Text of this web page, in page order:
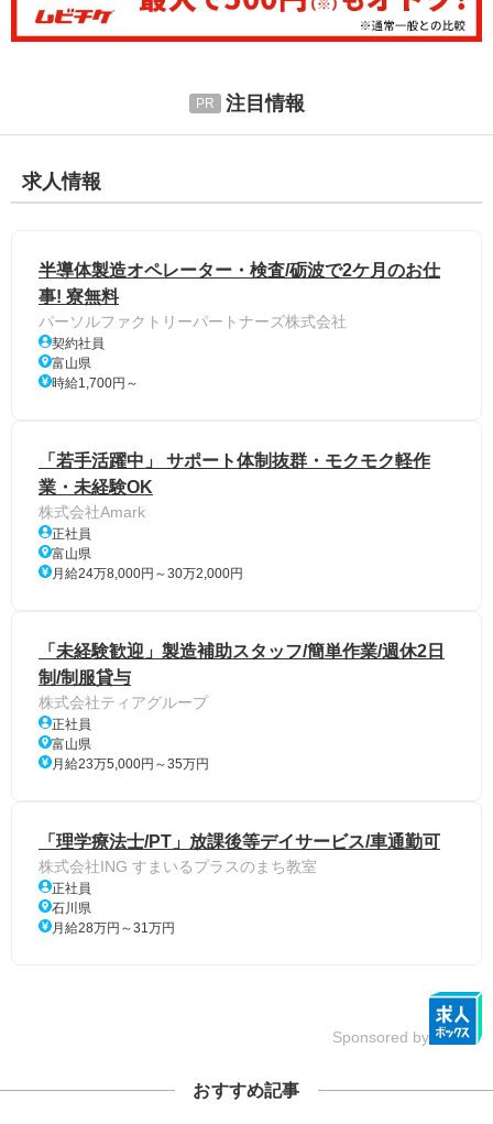
注目情報
求人情報
半導体製造オペレーター・検査/砺波で2ケ月のお仕
事! 寮無料
パーソルファクトリーパートナーズ株式会社
契約社員
富山県
時給1,700円～
「若手活躍中」 サポート体制抜群・モクモク軽作
業・未経験OK
株式会社Amark
正社員
富山県
月給24万8,000円～30万2,000円
「未経験歓迎」製造補助スタッフ/簡単作業/週休2日
制/制服貸与
株式会社ティアグループ
正社員
富山県
月給23万5,000円～35万円
「理学療法士/PT」放課後等デイサービス/車通勤可
株式会社ING すまいるプラスのまち教室
正社員
石川県
月給28万円～31万円
Sponsored by
おすすめ記事